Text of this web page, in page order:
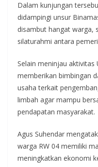
Dalam kunjungan
didampingi unsur
disambut hangat warga,
silaturahmi antara
Selain meninjau aktivitas
memberikan bimbingan
usaha terkait
limbah agar mampu
pendapatan masyarakat.
Agus Suhendar
warga RW 04 memiliki
meningkatkan ekonomi